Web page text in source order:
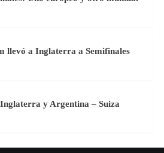
llevó a Inglaterra a Semifinales
y Argentina – Suiza